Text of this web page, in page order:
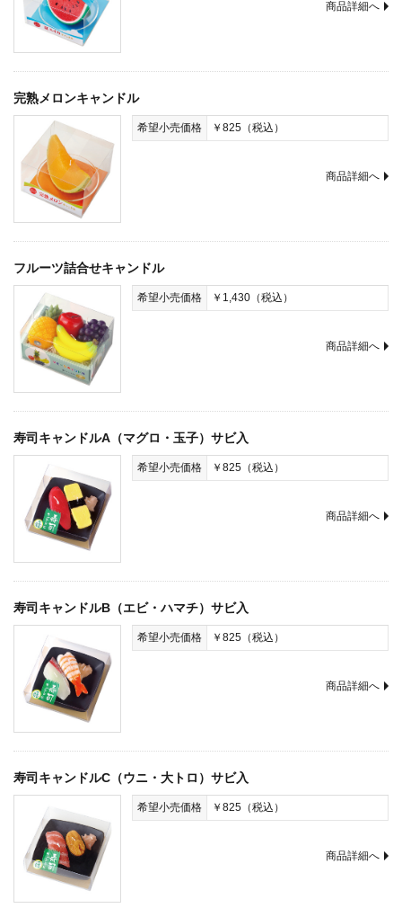
商品詳細へ
完熟メロンキャンドル
希望小売価格 ￥825（税込）
商品詳細へ
フルーツ詰合せキャンドル
希望小売価格 ￥1,430（税込）
商品詳細へ
寿司キャンドルA（マグロ・玉子）サビ入
希望小売価格 ￥825（税込）
商品詳細へ
寿司キャンドルB（エビ・ハマチ）サビ入
希望小売価格 ￥825（税込）
商品詳細へ
寿司キャンドルC（ウニ・大トロ）サビ入
希望小売価格 ￥825（税込）
商品詳細へ